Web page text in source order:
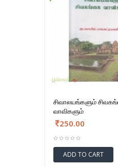
சிவாலயங்களும்
வாவிகளும்
250.00
ADD TO CART